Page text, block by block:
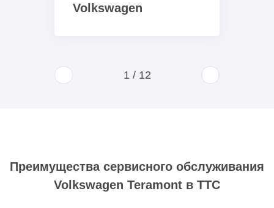
Volkswagen
1 / 12
Преимущества сервисного обслуживания
Volkswagen Teramont в ТТС